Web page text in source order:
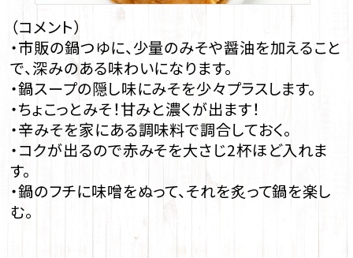
（コメント）
・市販の鍋つゆに、少量のみそや醤油を加えること
で、深みのある味わいになります。
・鍋スープの隠し味にみそを少々プラスします。
・ちょこっとみそ！甘みと濃くが出ます！
・辛みそを家にある調味料で調合しておく。
・コクが出るので赤みそを大さじ2杯ほど入れま
す。
・鍋のフチに味噌をぬって、それを炙って鍋を楽し
む。